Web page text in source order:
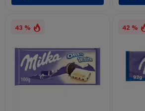
43 % 42 %